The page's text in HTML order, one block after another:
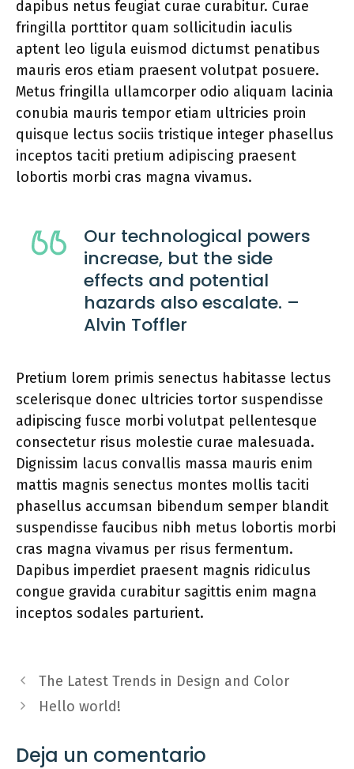
dapibus netus feugiat curae curabitur. Curae
fringilla porttitor quam sollicitudin iaculis
aptent leo ligula euismod dictumst penatibus
mauris eros etiam praesent volutpat posuere.
Metus fringilla ullamcorper odio aliquam lacinia
conubia mauris tempor etiam ultricies proin
quisque lectus sociis tristique integer phasellus
inceptos taciti pretium adipiscing praesent
lobortis morbi cras magna vivamus.
Our technological powers
increase, but the side
effects and potential
hazards also escalate. –
Alvin Toffler
Pretium lorem primis senectus habitasse lectus
scelerisque donec ultricies tortor suspendisse
adipiscing fusce morbi volutpat pellentesque
consectetur risus molestie curae malesuada.
Dignissim lacus convallis massa mauris enim
mattis magnis senectus montes mollis taciti
phasellus accumsan bibendum semper blandit
suspendisse faucibus nibh metus lobortis morbi
cras magna vivamus per risus fermentum.
Dapibus imperdiet praesent magnis ridiculus
congue gravida curabitur sagittis enim magna
inceptos sodales parturient.
The Latest Trends in Design and Color
Hello world!
Deja un comentario